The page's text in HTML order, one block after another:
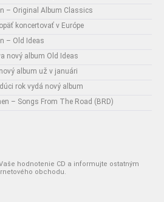
– Original Album Classics
koncertovať v Európe
– Old Ideas
nový album Old Ideas
album už v januári
rok vydá nový album
– Songs From The Road (BRD)
hodnotenie CD a informujte ostatným
obchodu.